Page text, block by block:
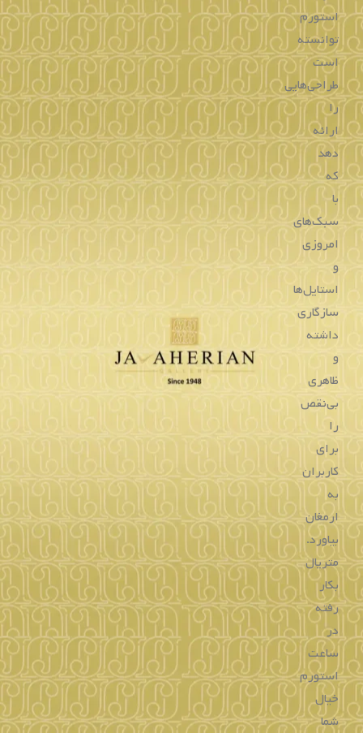
استورم
توانسته
است
طراحی‌هایی
را
ارائه
دهد
که
با
سبک‌های
امروزی
و
استایل‌ها
سازگاری
داشته
و
ظاهری
بی‌نقص
را
برای
کاربران
به
ارمغان
بیاورد.
متریال
بکار
رفته
در
ساعت
استورم
خیال
شما